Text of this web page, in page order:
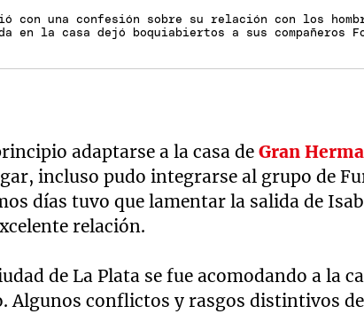
con una confesión sobre su relación con los
en la casa dejó boquiabiertos a sus compañeros
adaptarse a la casa deGran
incluso pudo integrarse al grupo de
días tuvo que lamentar la salida de
relación.
de La Plata se fue acomodando a la
Algunos conflictos y rasgos distintivos